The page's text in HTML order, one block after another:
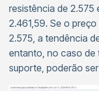
resistência de 2.575
2.461,59. Se o
2.575, a tendência
entanto, no caso de
suporte, poderão